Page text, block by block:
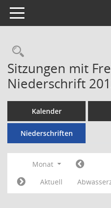
Toggle navigation
Sitzungen mit
Niederschrift
Kalender
Niederschriften
Monat
Aktuell